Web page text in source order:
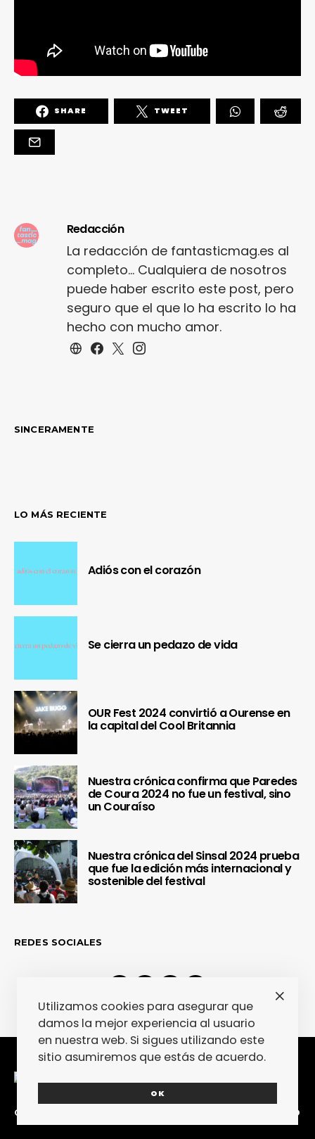
SHARE TWEET
Redacción
La redacción de fantasticmag.es al
completo... Cualquiera de nosotros
puede haber escrito este post, pero
seguro que el que lo ha escrito lo ha
hecho con mucho amor.
SINCERAMENTE
LO MÁS RECIENTE
Adiós con el corazón
Se cierra un pedazo de vida
OUR Fest 2024 convirtió a Ourense en
la capital del Cool Britannia
Nuestra crónica confirma que Paredes
de Coura 2024 no fue un festival, sino
un Couraíso
Nuestra crónica del Sinsal 2024 prueba
que fue la edición más internacional y
sostenible del festival
REDES SOCIALES
CONTACTA POLÍTICA DE PRIVACIDAD
Utilizamos cookies para asegurar que
damos la mejor experiencia al usuario
en nuestra web. Si sigues utilizando este
sitio asumiremos que estás de acuerdo.
OK